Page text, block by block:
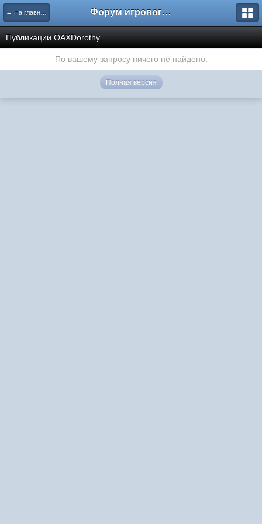
← На главную Форум игрового проекта Riverrise
Публикации OAXDorothy
По вашему запросу ничего не найдено.
Полная версия